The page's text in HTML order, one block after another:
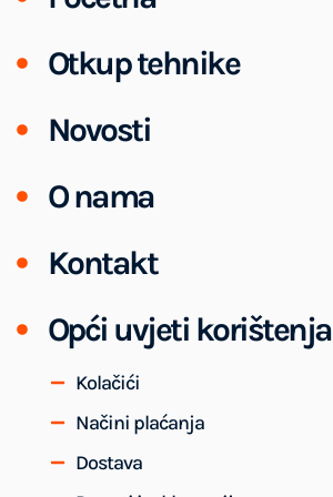
Otkup tehnike
Novosti
O nama
Kontakt
Opći uvjeti korištenja
Kolačići
Načini plaćanja
Dostava